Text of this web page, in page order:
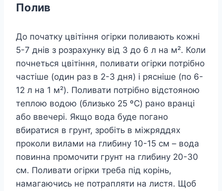
Полив
До початку цвітіння огірки поливають кожні
5-7 днів з розрахунку від 3 до 6 л на м². Коли
почнеться цвітіння, поливати огірки потрібно
частіше (один раз в 2-3 дня) і рясніше (по 6-
12 л на 1 м²). Поливати потрібно відстояною
теплою водою (близько 25 ºC) рано вранці
або ввечері. Якщо вода буде погано
вбиратися в грунт, зробіть в міжряддях
проколи вилами на глибину 10-15 см – вода
повинна промочити грунт на глибину 20-30
см. Поливати огірки треба під корінь,
намагаючись не потрапляти на листя. Щоб